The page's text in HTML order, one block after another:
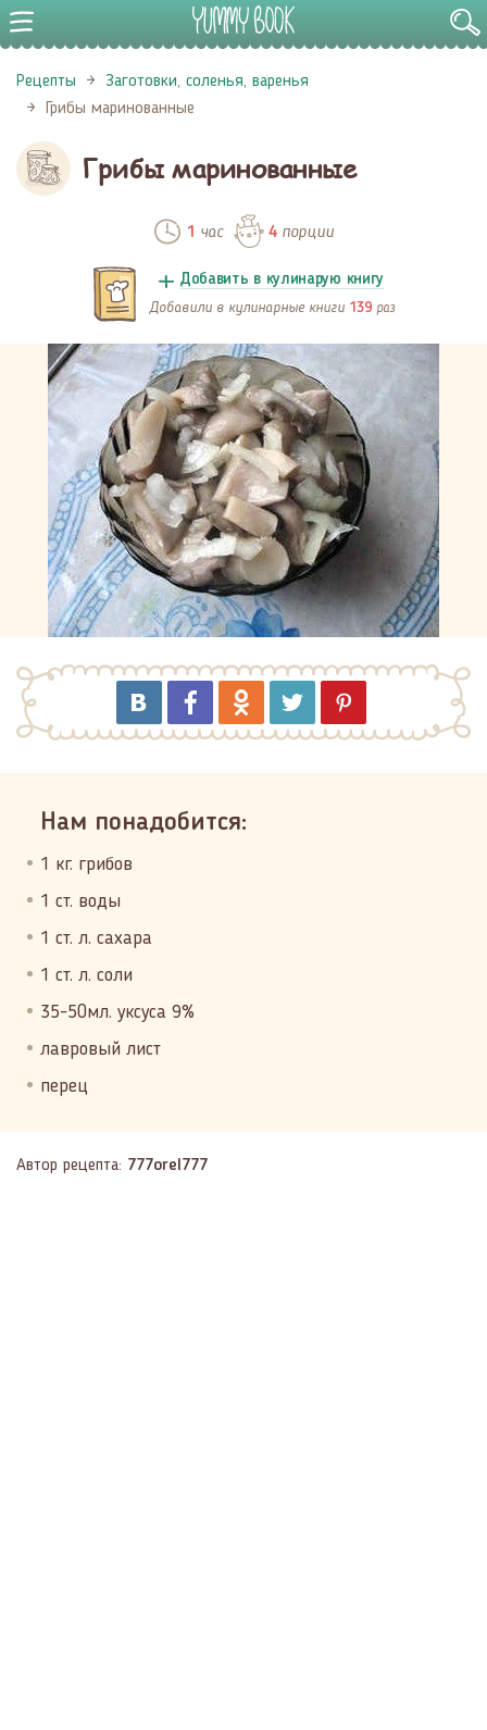
Рецепты
Заготовки, соленья, варенья
Грибы маринованные
Грибы маринованные
1 час 4порции
Добавить в кулинарую книгу
Добавили в кулинарные книги 139 раз
Нам понадобится:
1 кг. грибов
1 ст. воды
1 ст. л. сахара
1 ст. л. соли
35-50мл. уксуса 9%
лавровый лист
перец
Автор рецепта: 777orel777